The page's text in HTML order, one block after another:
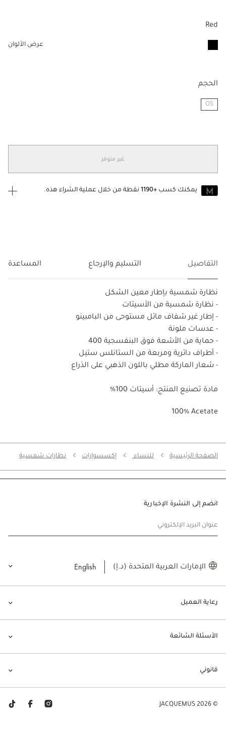
Red
عرض الألوان
الحجم
OS
غير متوفر
يمكنك كسب +1190
نقطة من خلال عملية الشراء هذه.
التفاصيل التسليم والإرجاع المساعدة
نظارة شمسية بإطار معين الشكل
- نظارة شمسية من الأسيتات
- إطار غير شفاف مائل مستوحى من البامبينو
- عدسات ملونة
- حماية من الأشعة فوق البنفسجية 400
- أطراف دائرية ومربعة من الستانلس ستيل
- شعار الماركة مطلي باللون الذهبي على الذراع
مادة تصنيع المنتج: أسيتات 100%
100% Acetate
الصفحة الرئيسية للنساء إكسسوارات نظارات شمسية
رعاية العميل
الأسئلة الشائعة
قانوني
انضم إلى النشرة الإخبارية
عنوان البريد الإلكتروني
الإمارات العربية المتحدة (د.إ) English
© JACQUEMUS 2026